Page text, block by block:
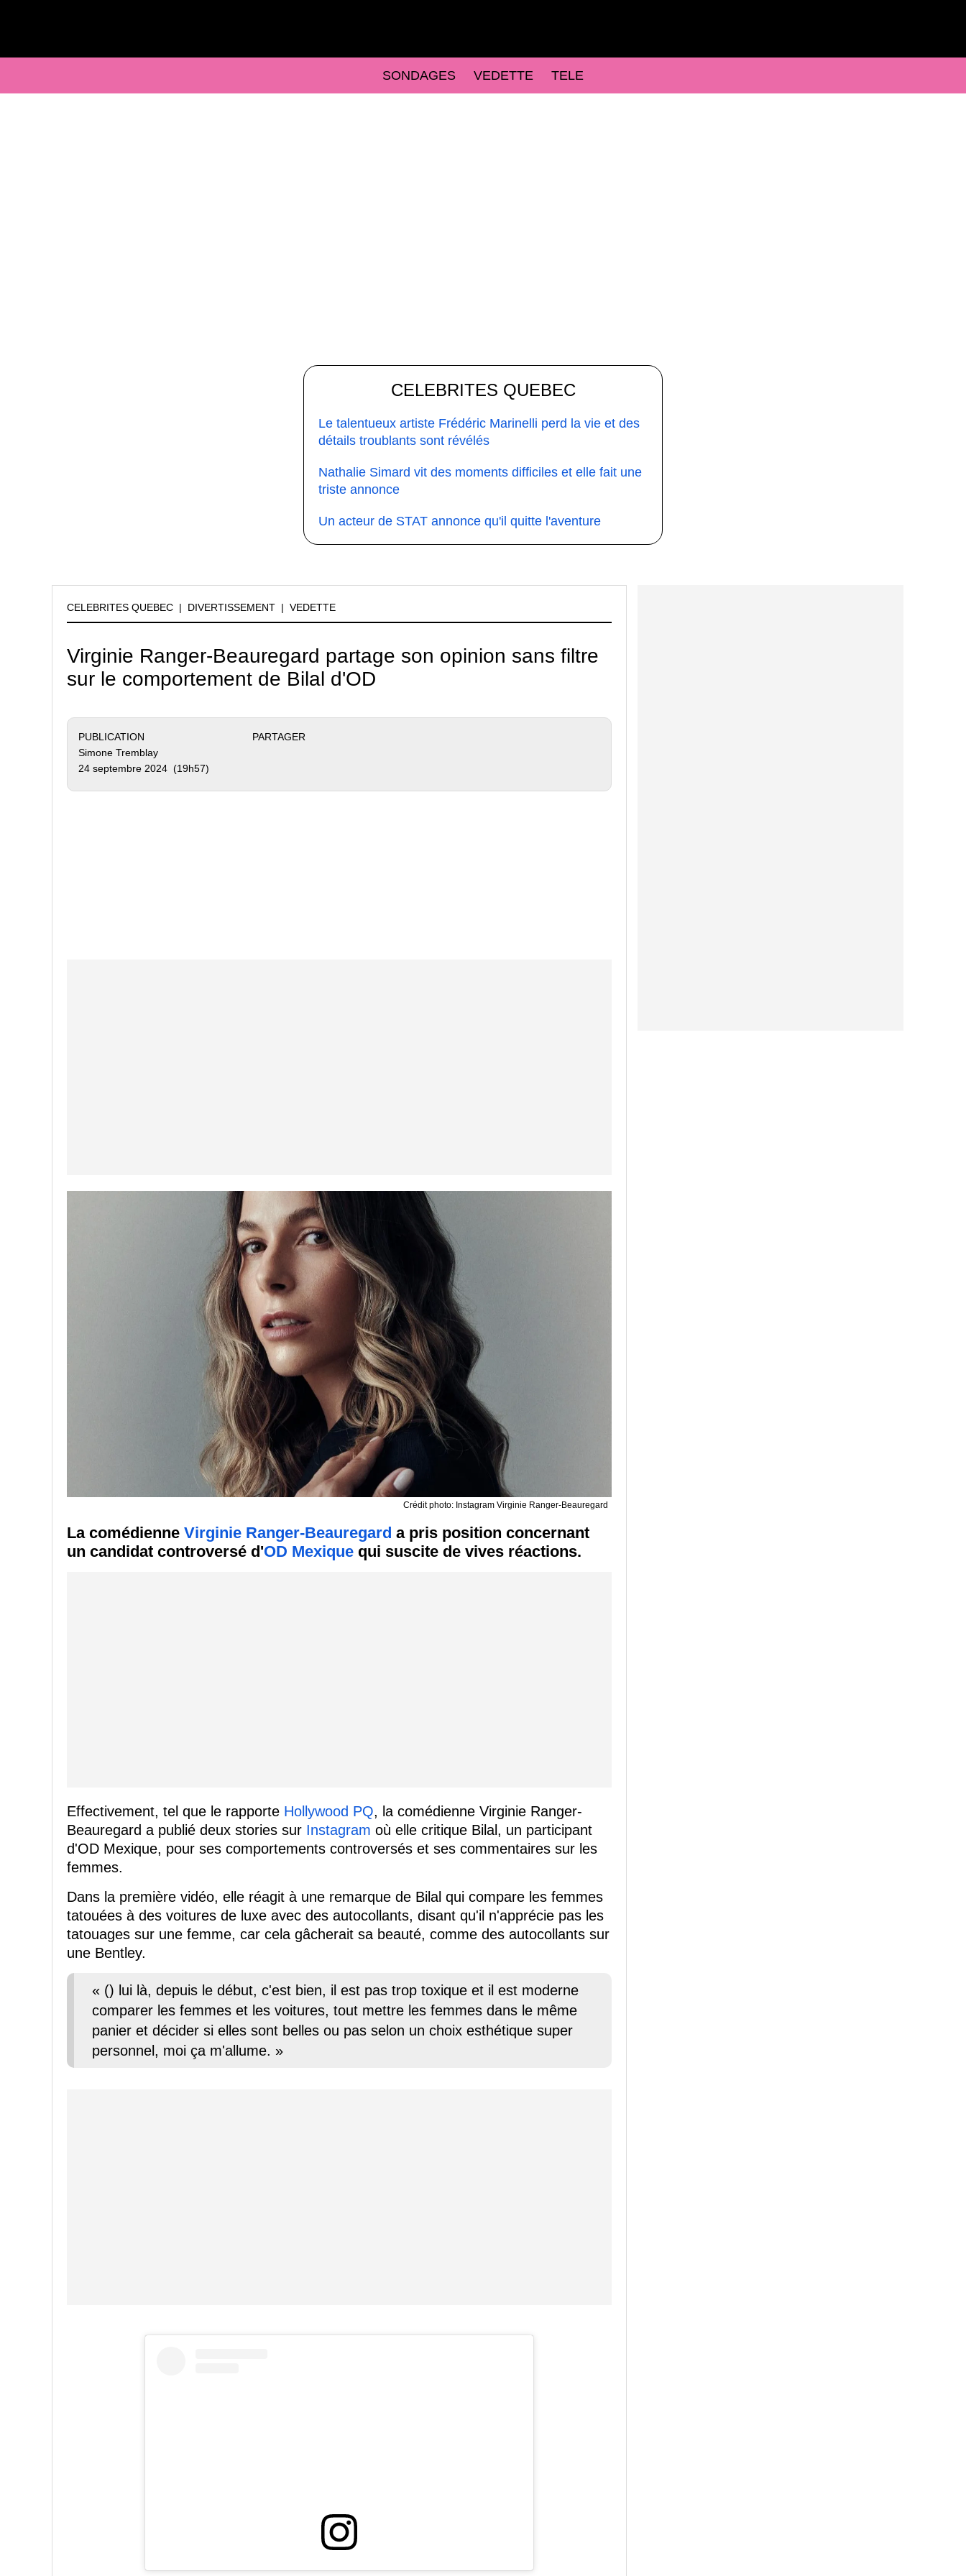
SONDAGES VEDETTE TELE
CELEBRITES QUEBEC
Le talentueux artiste Frédéric Marinelli perd la vie et des
détails troublants sont révélés
Nathalie Simard vit des moments difficiles et elle fait une
triste annonce
Un acteur de STAT annonce qu'il quitte l'aventure
CELEBRITES QUEBEC | DIVERTISSEMENT | VEDETTE
Virginie Ranger-Beauregard partage son opinion sans filtre
sur le comportement de Bilal d'OD
PUBLICATION
Simone Tremblay
24 septembre 2024 (19h57)
PARTAGER
Crédit photo: Instagram Virginie Ranger-Beauregard
La comédienne Virginie Ranger-Beauregard a pris position concernant
un candidat controversé d'OD Mexique qui suscite de vives réactions.
Effectivement, tel que le rapporte Hollywood PQ, la comédienne Virginie Ranger-
Beauregard a publié deux stories sur Instagram où elle critique Bilal, un participant
d'OD Mexique, pour ses comportements controversés et ses commentaires sur les
femmes.
Dans la première vidéo, elle réagit à une remarque de Bilal qui compare les femmes
tatouées à des voitures de luxe avec des autocollants, disant qu'il n'apprécie pas les
tatouages sur une femme, car cela gâcherait sa beauté, comme des autocollants sur
une Bentley.
« () lui là, depuis le début, c'est bien, il est pas trop toxique et il est moderne
comparer les femmes et les voitures, tout mettre les femmes dans le même
panier et décider si elles sont belles ou pas selon un choix esthétique super
personnel, moi ça m'allume. »